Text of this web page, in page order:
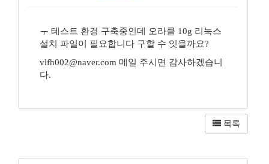
ㅜ 테스트 환경 구축중인데 오라클 10g 리눅스
설치 파일이 필요합니다 구할 수 잇을까요?
vlfh002@naver.com 메일 주시면 감사하겠습니
다.
목록